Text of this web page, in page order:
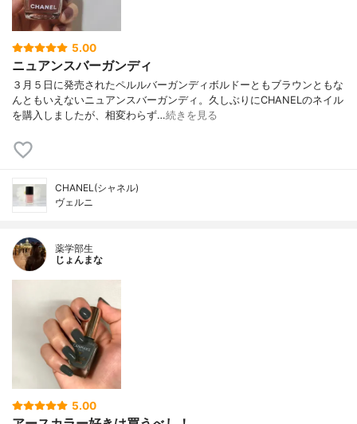
5.00
ニュアンスバーガンディ
３月５日に発売されたペルルバーガンディボルドーともブラウンともな
んともいえないニュアンスバーガンディ。久しぶりにCHANELのネイル
を購入しましたが、相変わらず…続きを見る
CHANEL(シャネル)
ヴェルニ
薬学部生
じょんまな
5.00